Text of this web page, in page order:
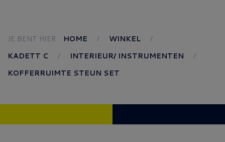
JE BENT HIER: HOME
WINKEL
KADETT C
INTERIEUR/ INSTRUMENTEN
KOFFERRUIMTE STEUN SET